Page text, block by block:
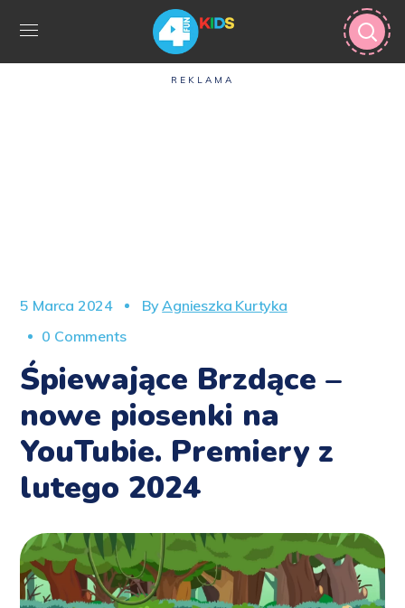
REKLAMA
5 Marca 2024 ByAgnieszka Kurtyka
0 Comments
Śpiewające Brzdące –
nowe piosenki na
YouTubie. Premiery z
lutego 2024